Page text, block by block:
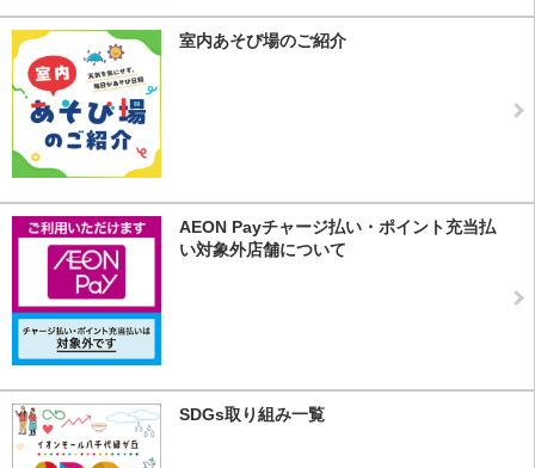
室内あそび場のご紹介
AEON Payチャージ払い・ポイント充当払
い対象外店舗について
SDGs取り組み一覧